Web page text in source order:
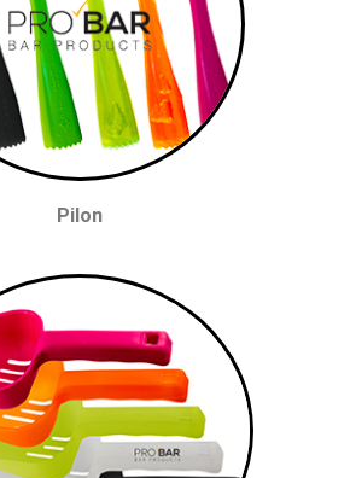
Pilon